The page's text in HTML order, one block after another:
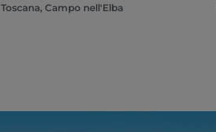
Toscana, Campo nell'Elba